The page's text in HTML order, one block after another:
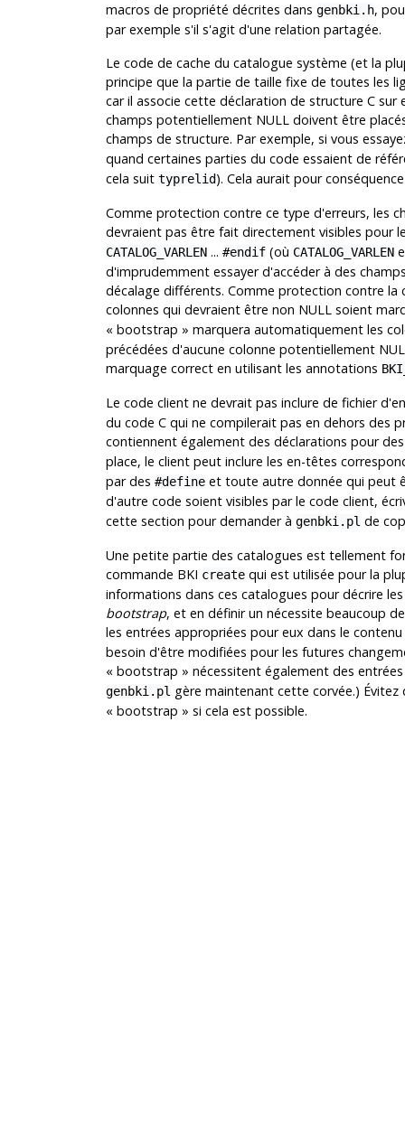
macros de propriété décrites dans genbki.h,
par exemple s'il s'agit d'une relation partagée.
Le code de cache du catalogue système (et la
principe que la partie de taille fixe de toutes les
car il associe cette déclaration de structure C sur
champs potentiellement NULL doivent être
champs de structure. Par exemple, si vous
quand certaines parties du code essaient de
cela suit typrelid). Cela aurait pour
Comme protection contre ce type d'erreurs, les
devraient pas être fait directement visibles pour
CATALOG_VARLEN... #endif(où CATALOG_VARLEN
d'imprudemment essayer d'accéder à des
décalage différents. Comme protection contre
colonnes qui devraient être non NULL soient
« bootstrap » marquera automatiquement les
précédées d'aucune colonne potentiellement
marquage correct en utilisant les annotations
Le code client ne devrait pas inclure de fichier
du code C qui ne compilerait pas en dehors des
contiennent également des déclarations pour
place, le client peut inclure les en-têtes
par des #defineet toute autre donnée qui peut
d'autre code soient visibles par le code client,
cette section pour demander à genbki.pl de
Une petite partie des catalogues est tellement
commande BKI createqui est utilisée pour la
informations dans ces catalogues pour décrire
bootstrap, et en définir un nécessite beaucoup
les entrées appropriées pour eux dans le
besoin d'être modifiées pour les futures
« bootstrap » nécessitent également des
genbki.pl gère maintenant cette corvée.)
« bootstrap » si cela est possible.